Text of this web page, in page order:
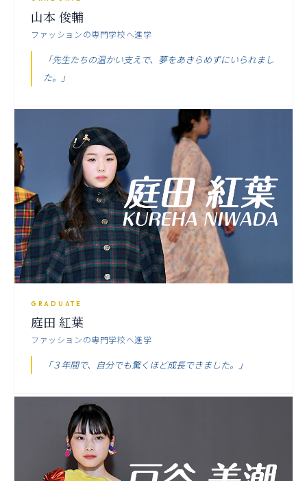
山本 俊輔
ファッションの専門学校へ進学
「先生たちの温かい支えで、夢をあきらめずにいられまし
た。」
GRADUATE
庭田 紅葉
ファッションの専門学校へ進学
「３年間で、自分でも驚くほど成長できました。」